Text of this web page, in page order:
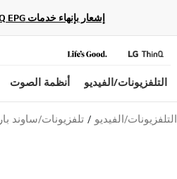
إشعار بإنهاء خدمات Gracenote Music ID / Video ID / eyeQ EPG لأجهزة مشغّل Blu-ray وأنظمة المسرح المنزلي Blu-ray، حيث لن تكون متاحة بعد الآن.
التلفزيونات/الفيديو أنظمة الصوت
التلفزيونات/الفيديو تلفزيونات/ساوند بار